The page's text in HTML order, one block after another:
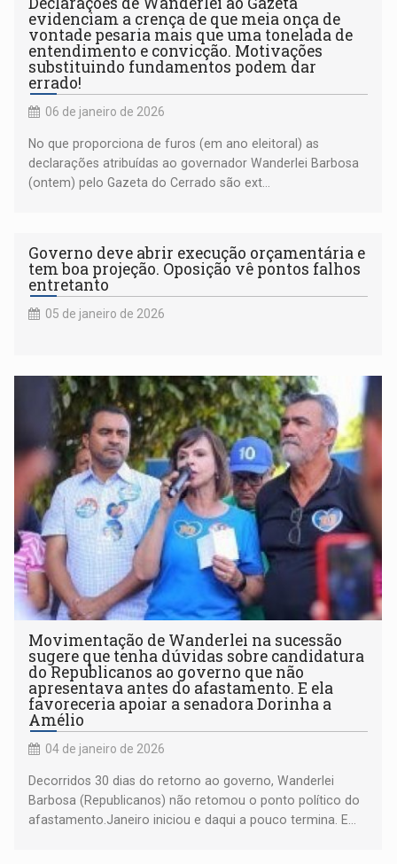
evidenciam a crença de que meia onça de
vontade pesaria mais que uma tonelada de
entendimento e convicção. Motivações
substituindo fundamentos podem dar
errado!
06 de janeiro de 2026
No que proporciona de furos (em ano eleitoral) as
declarações atribuídas ao governador Wanderlei Barbosa
(ontem) pelo Gazeta do Cerrado são ext...
Governo deve abrir execução orçamentária e
tem boa projeção. Oposição vê pontos falhos
entretanto
05 de janeiro de 2026
Movimentação de Wanderlei na sucessão
sugere que tenha dúvidas sobre candidatura
do Republicanos ao governo que não
apresentava antes do afastamento. E ela
favoreceria apoiar a senadora Dorinha a
Amélio
04 de janeiro de 2026
Decorridos 30 dias do retorno ao governo, Wanderlei
Barbosa (Republicanos) não retomou o ponto político do
afastamento.Janeiro iniciou e daqui a pouco termina. E...